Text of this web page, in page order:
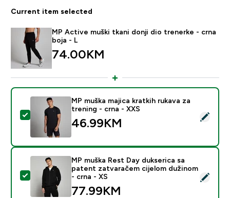
Current item selected
MP Active muški tkani donji dio trenerke - crna
boja - L
74.00KM‎
Select this product - MP muška majica kratkih rukava
MP muška majica kratkih rukava za
trening - crna - XXS
46.99KM‎
Select this product - MP muška Rest Day dukserica
MP muška Rest Day dukserica sa
patent zatvaračem cijelom dužinom
- crna - XS
77.99KM‎